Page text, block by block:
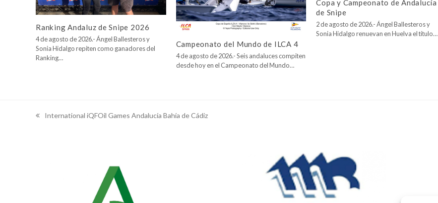
Ranking Andaluz de Snipe 2026
4 de agosto de 2026.- Ángel Ballesteros y
Sonia Hidalgo repiten como ganadores del
Ranking…
Campeonato del Mundo de ILCA 4
4 de agosto de 2026.- Seis andaluces compiten
desde hoy en el Campeonato del Mundo…
Copa y Campeonato de Andalucía
de Snipe
2 de agosto de 2026.- Ángel Ballesteros y
Sonia Hidalgo renuevan en Huelva el título…
previous
International iQFOil Games Andalucía Bahía de Cádiz